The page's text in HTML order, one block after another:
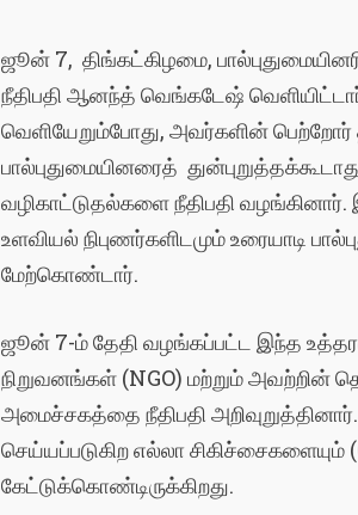
ஜூன் 7, திங்கட்கிழமை,
நீதிபதி ஆனந்த் வெங்கடேஷ்
வெளியேறும்போது, அவர்களின்
பால்புதுமையினரைத்
வழிகாட்டுதல்களை நீதிபதி
உளவியல் நிபுணர்களிடமும் உரையாடி
மேற்கொண்டார்.
ஜூன் 7-ம் தேதி வழங்கப்பட்ட இந்த
நிறுவனங்கள் (NGO) மற்றும் அவற்றின்
அமைச்சகத்தை நீதிபதி
செய்யப்படுகிற எல்லா
கேட்டுக்கொண்டிருக்கிறது.